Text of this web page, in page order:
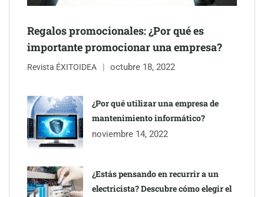
Regalos promocionales: ¿Por qué es
importante promocionar una empresa?
Revista ÉXITOIDEA octubre 18, 2022
¿Por qué utilizar una empresa de
mantenimiento informático?
noviembre 14, 2022
¿Estás pensando en recurrir a un
electricista? Descubre cómo elegir el